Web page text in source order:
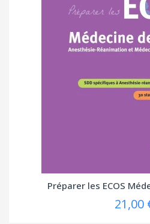
Préparer les ECOS
21,00